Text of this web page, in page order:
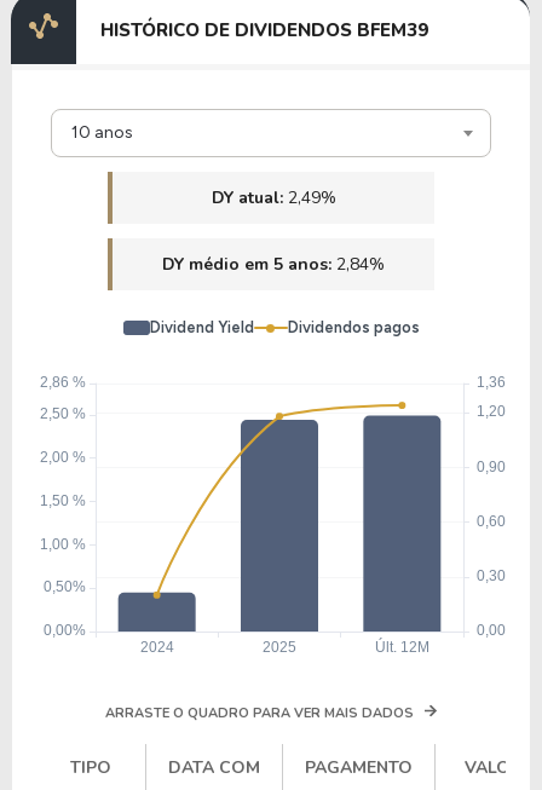
HISTÓRICO DE DIVIDENDOS BFEM39
10 anos
DY atual: 2,49%
DY médio em 5 anos: 2,84%
Dividend Yield Dividendos pagos
ARRASTE O QUADRO PARA VER MAIS DADOS
TIPO DATA COM PAGAMENTO
VALOR